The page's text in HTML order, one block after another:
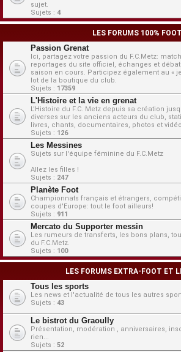
sujet.
Sujets : 4
LES FORUMS 100% FOOT
Passion Grenat
Ici, partagez votre passion du F.C.Metz:
reportages du site officiel, échanges et
saison en cours. Participez également au «
lot de la boutique du club.
Sujets : 17359
L'Histoire et la vie en grenat
L'Histoire du F.C. Metz depuis sa création
diverses sur les anciens acteurs du club,
livres, chants, documentaires, photos et
Sujets : 126
Les Messines
Sujets sur l'équipe féminine du F.C.Metz
Allez les filles !
Sujets : 247
Planète Foot
Championnats français et étrangers,
coupes d'Europe: tout le foot ailleurs!
Sujets : 911
Mercato du Supporter messin
Les rumeurs de transferts, les bons plans,
du F.C.Metz.
Sujets : 100
LES FORUMS EXTRA-FOOT ET
Tous les sports
Les news et l'actualité de tous les autres
Sujets : 43
Le bistrot du Graoully
Présentation, modération , anniversaires,
rien...
Sujets : 52